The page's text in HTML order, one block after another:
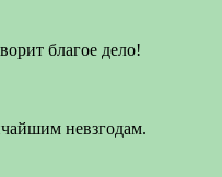
благое дело!
невзгодам.